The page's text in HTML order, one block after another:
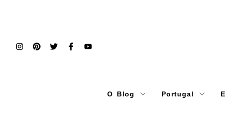
O Blog Portugal